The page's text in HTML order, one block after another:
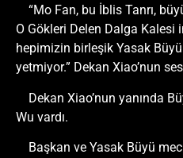
“Mo Fan, bu İblis Tanrı,
O Gökleri Delen Dalga Kalesi
hepimizin birleşik Yasak
yetmiyor.” Dekan Xiao’nun
Dekan Xiao’nun yanında
Wu vardı.
Başkan ve Yasak Büyü